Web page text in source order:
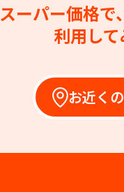
スーパー価格で
利用し
お近く